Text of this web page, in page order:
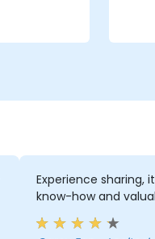
Experience sharing,
know-how and